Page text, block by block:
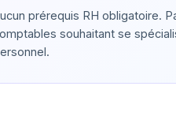
prérequis RH obligatoire.
souhaitant se